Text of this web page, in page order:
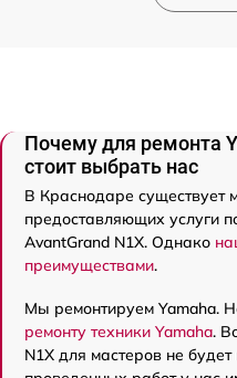
Почему для ремонта
стоит выбрать нас
В Краснодаре существует
предоставляющих услуги
AvantGrand N1X. Однако
преимуществами.
Мы ремонтируем Yamaha.
ремонту техники Yamaha.
N1X для мастеров не